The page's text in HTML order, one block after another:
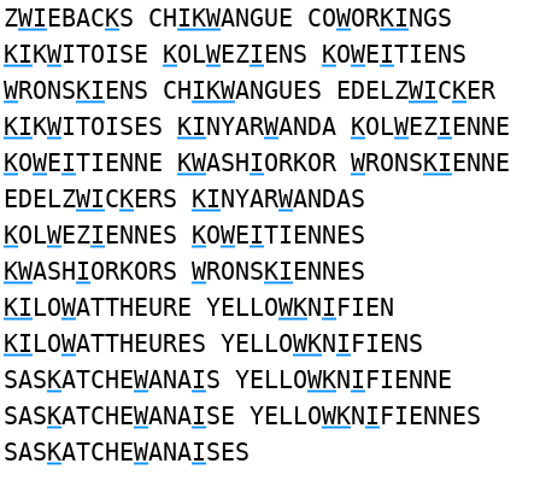
ZWIEBACKS CHIKWANGUE COWORKINGS
KIKWITOISE KOLWEZIENS KOWEITIENS
WRONSKIENS CHIKWANGUES EDELZWICKER
KIKWITOISES KINYARWANDA KOLWEZIENNE
KOWEITIENNE KWASHIORKOR WRONSKIENNE
EDELZWICKERS KINYARWANDAS
KOLWEZIENNES KOWEITIENNES
KWASHIORKORS WRONSKIENNES
KILOWATTHEURE YELLOWKNIFIEN
KILOWATTHEURES YELLOWKNIFIENS
SASKATCHEWANAIS YELLOWKNIFIENNE
SASKATCHEWANAISE YELLOWKNIFIENNES
SASKATCHEWANAISES